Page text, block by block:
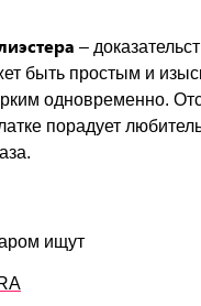
–
быть простым и
одновременно.
порадует
ищут